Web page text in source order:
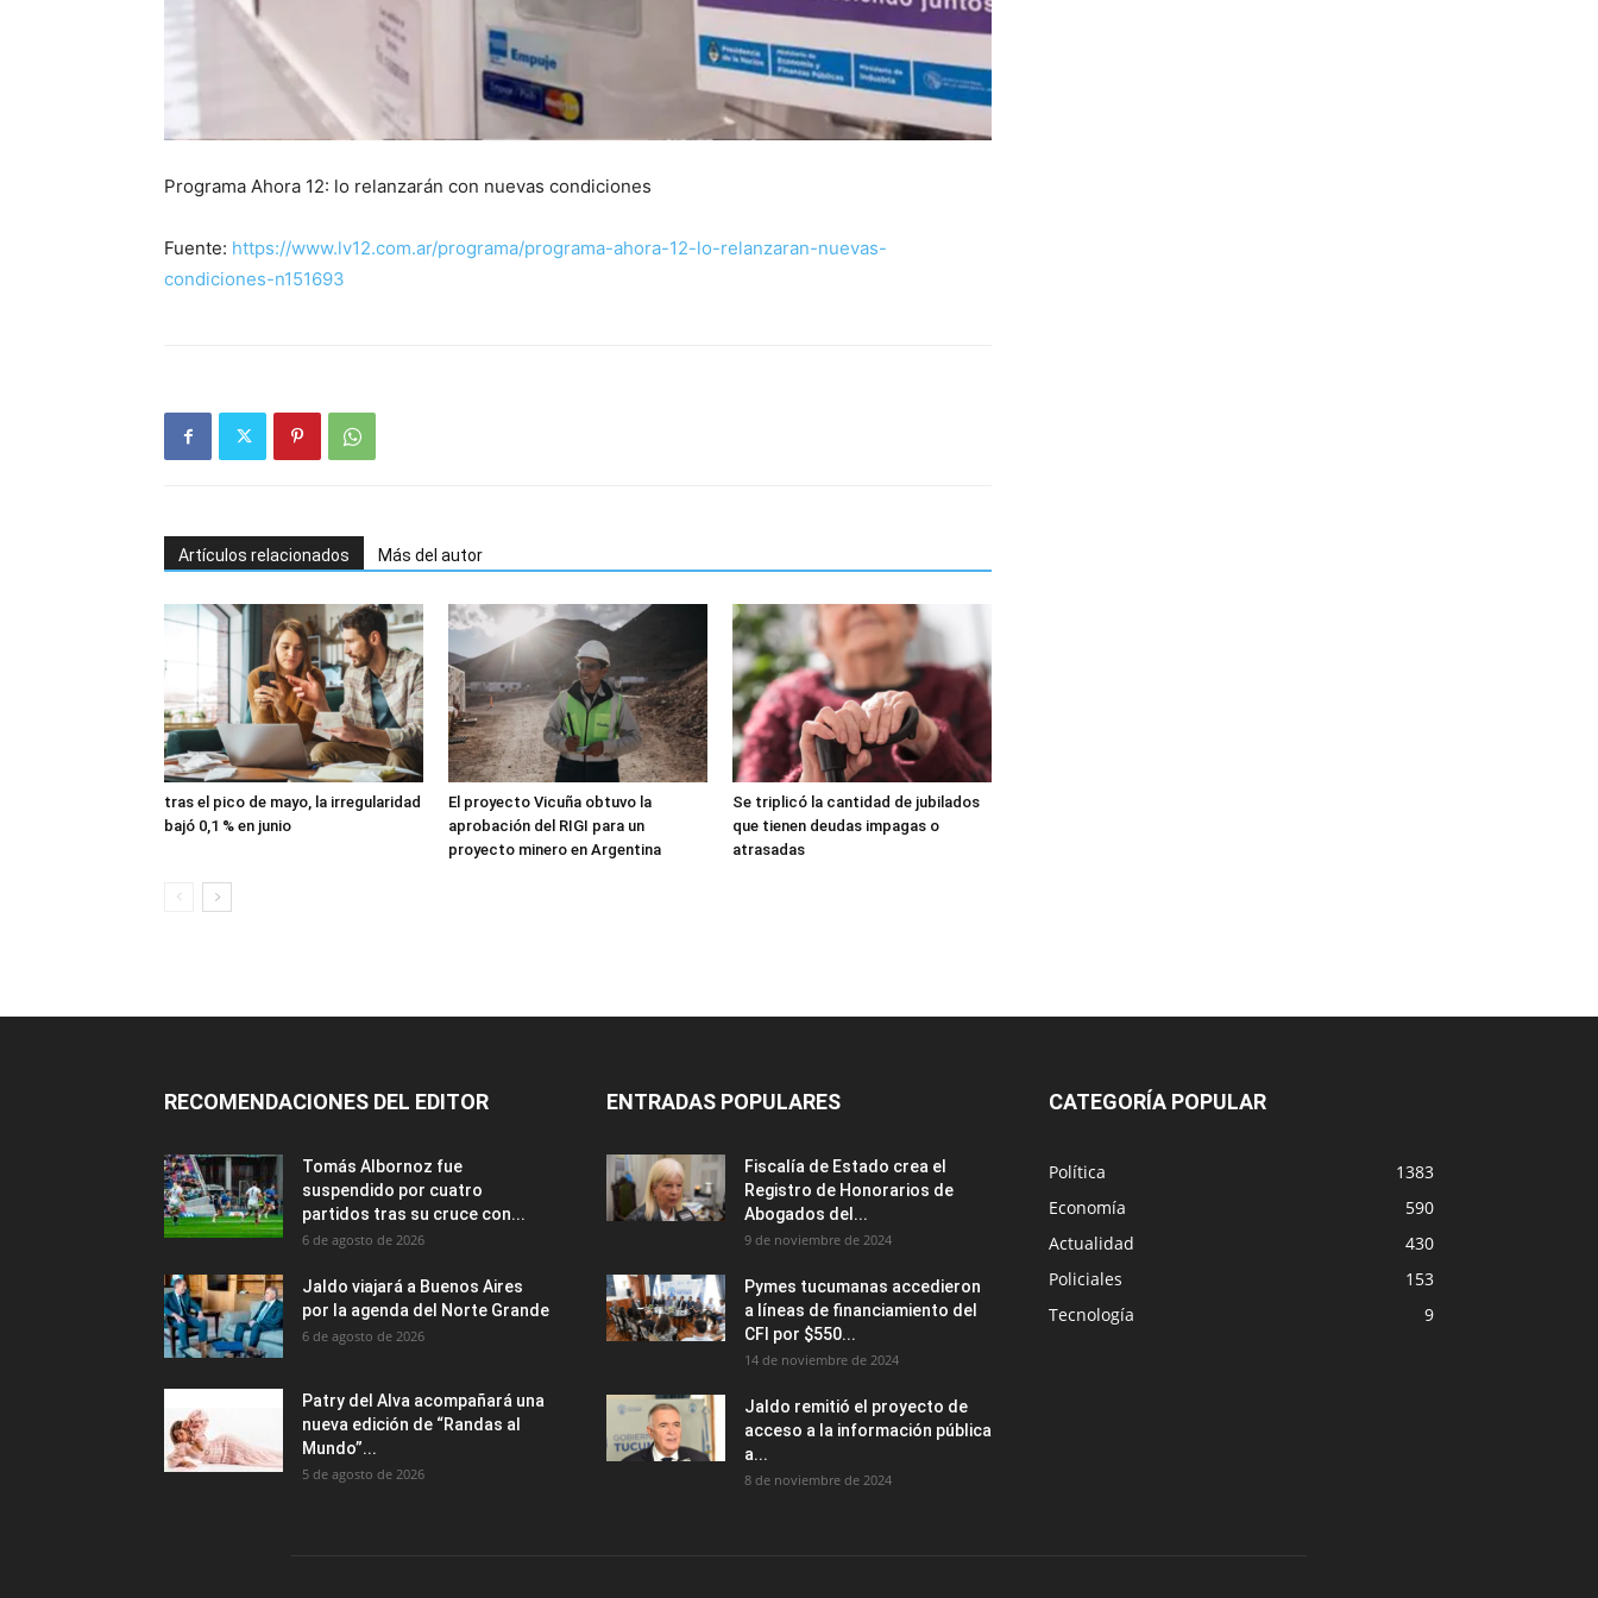
Programa Ahora 12: lo relanzarán con nuevas condiciones
Fuente: https://www.lv12.com.ar/programa/programa-ahora-12-lo-relanzaran-nuevas-
condiciones-n151693
Artículos relacionados Más del autor
tras el pico de mayo, la irregularidad
bajó 0,1 % en junio
El proyecto Vicuña obtuvo la
aprobación del RIGI para un
proyecto minero en Argentina
Se triplicó la cantidad de jubilados
que tienen deudas impagas o
atrasadas
RECOMENDACIONES DEL EDITOR
Tomás Albornoz fue
suspendido por cuatro
partidos tras su cruce con...
6 de agosto de 2026
Jaldo viajará a Buenos Aires
por la agenda del Norte Grande
6 de agosto de 2026
Patry del Alva acompañará una
nueva edición de “Randas al
Mundo”...
5 de agosto de 2026
ENTRADAS POPULARES
Fiscalía de Estado crea el
Registro de Honorarios de
Abogados del...
9 de noviembre de 2024
Pymes tucumanas accedieron
a líneas de financiamiento del
CFI por $550...
14 de noviembre de 2024
Jaldo remitió el proyecto de
acceso a la información pública
a...
8 de noviembre de 2024
CATEGORÍA POPULAR
Política
1383
Economía
590
Actualidad
430
Policiales
153
Tecnología
9